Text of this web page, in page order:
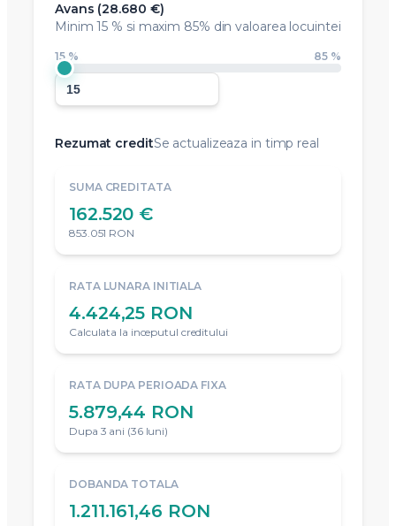
Avans (28.680 €)
Minim15 % si maxim 85% din valoarea locuintei
15 % 85 %
Rezumat creditSe actualizeaza in timp real
SUMA CREDITATA
162.520 €
853.051 RON
RATA LUNARA INITIALA
4.424,25 RON
Calculata la inceputul creditului
RATA DUPA PERIOADA FIXA
5.879,44 RON
Dupa 3 ani (36 luni)
DOBANDA TOTALA
1.211.161,46 RON